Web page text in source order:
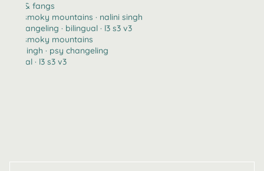
claws & fangs
2123 · smoky mountains · nalini singh
psy changeling · bilingual · l3 s3 v3
2123 · smoky mountains
nalini singh · psy changeling
bilingual · l3 s3 v3